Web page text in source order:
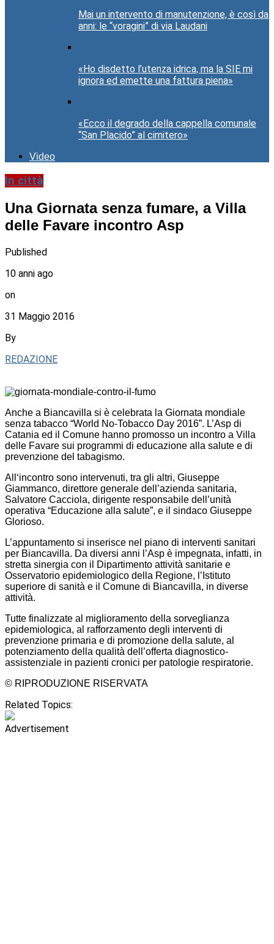
Mai un intervento di manutenzione, è così da
anni: le “voragini” di via Laudani
«Ho disdetto l’utenza idrica, ma la SIE mi
ignora ed emette una fattura piena»
«Ecco il degrado della cappella comunale
“San Placido” al cimitero»
Video
In città
Una Giornata senza fumare, a Villa
delle Favare incontro Asp
Published
10 anni ago
on
31 Maggio 2016
By
REDAZIONE
Anche a Biancavilla si è celebrata la Giornata mondiale
senza tabacco “World No-Tobacco Day 2016”. L’Asp di
Catania ed il Comune hanno promosso un incontro a Villa
delle Favare sui programmi di educazione alla salute e di
prevenzione del tabagismo.
All‘incontro sono intervenuti, tra gli altri, Giuseppe
Giammanco, direttore generale dell’azienda sanitaria,
Salvatore Cacciola, dirigente responsabile dell’unità
operativa “Educazione alla salute”, e il sindaco Giuseppe
Glorioso.
L’appuntamento si inserisce nel piano di interventi sanitari
per Biancavilla. Da diversi anni l’Asp è impegnata, infatti, in
stretta sinergia con il Dipartimento attività sanitarie e
Osservatorio epidemiologico della Regione, l’Istituto
superiore di sanità e il Comune di Biancavilla, in diverse
attività.
Tutte finalizzate al miglioramento della sorveglianza
epidemiologica, al rafforzamento degli interventi di
prevenzione primaria e di promozione della salute, al
potenziamento della qualità dell’offerta diagnostico-
assistenziale in pazienti cronici per patologie respiratorie.
© RIPRODUZIONE RISERVATA
Related Topics:
Advertisement